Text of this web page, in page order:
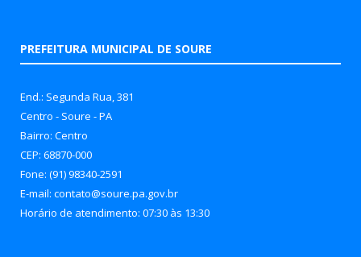
PREFEITURA MUNICIPAL DE SOURE
End.: Segunda Rua, 381
Centro - Soure - PA
Bairro: Centro
CEP: 68870-000
Fone: (91) 98340-2591
E-mail: contato@soure.pa.gov.br
Horário de atendimento: 07:30 às 13:30